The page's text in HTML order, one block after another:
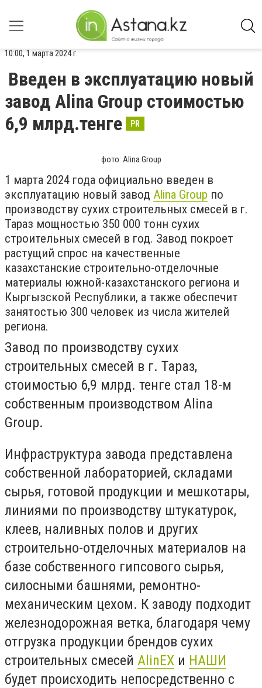
10:00, 1 марта 2024 г.
Введен в эксплуатацию новый
завод Alina Group стоимостью
6,9 млрд.тенге
PR
фото: Alina Group
1 марта 2024 года официально введен в
эксплуатацию новый завод Alina Group по
производству сухих строительных смесей в г.
Тараз мощностью 350 000 тонн сухих
строительных смесей в год. Завод покроет
растущий спрос на качественные
казахстанские строительно-отделочные
материалы южной-казахстанского региона и
Кыргызской Республики, а также обеспечит
занятостью 300 человек из числа жителей
региона.
Завод по производству сухих
строительных смесей в г. Тараз,
стоимостью 6,9 млрд. тенге стал 18-м
собственным производством Alina
Group.
Инфраструктура завода представлена
собственной лабораторией, складами
сырья, готовой продукции и мешкотары,
линиями по производству штукатурок,
клеев, наливных полов и других
строительно-отделочных материалов на
базе собственного гипсового сырья,
силосными башнями, ремонтно-
механическим цехом. К заводу подходит
железнодорожная ветка, благодаря чему
отгрузка продукции брендов сухих
строительных смесей AlinEX и НАШИ
будет происходить непосредственно с